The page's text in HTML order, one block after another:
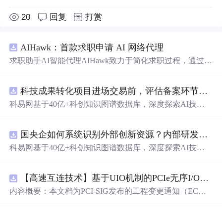
20 回复 打赏
AIHawk：首款求职申请 AI 网络代理
求职助手AI智能代理AIHawk致力于简化求职过程，通过自
科技成果转化项目进场交易前，评估备案环节需要
科易网基于40亿+科创知识图谱数据库，深度探索AI技术
新领域的AI+数智化解决方案，推动科技创新与产业创新
智能化发展。
国央企如何系统识别外部创新资源？内部研发体系完善，但对外部高校、中小科技企业技术能力缺乏动态认知。.docx
科易网基于40亿+科创知识图谱数据库，深度探索AI技术
新领域的AI+数智化解决方案，推动科技创新与产业创新
智能化发展。
【高速互连技术】基于UIO机制的PCIe无序I/O扩展：多路径架构下内存请求的高性能传输与排序控制方案设计
内容概要：本文档为PCI-SIG发布的工程变更通知（EC